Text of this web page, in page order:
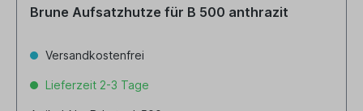
Brune Aufsatzhutze für B 500 anthrazit
Versandkostenfrei
Lieferzeit 2-3 Tage